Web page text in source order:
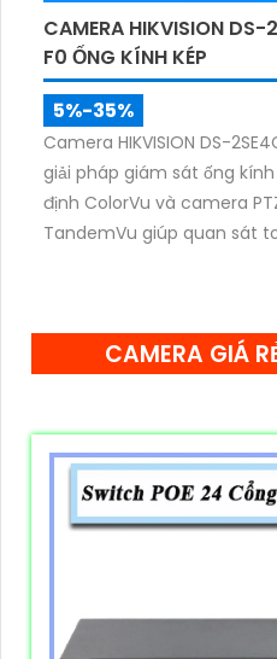
CAMERA HIKVISION
F0 ỐNG KÍNH KÉP
5%-35%
Camera HIKVISION DS-
giải pháp giám sát ống
định ColorVu và camera
TandemVu giúp quan sát
CAMERA GIÁ